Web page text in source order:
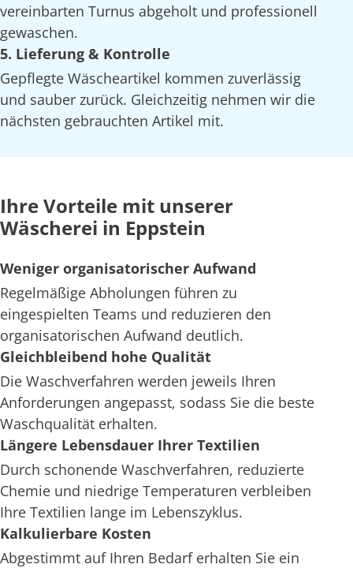
vereinbarten Turnus abgeholt und professionell
gewaschen.
5. Lieferung & Kontrolle
Gepflegte Wäscheartikel kommen zuverlässig
und sauber zurück. Gleichzeitig nehmen wir die
nächsten gebrauchten Artikel mit.
Ihre Vorteile mit unserer
Wäscherei in Eppstein
Weniger organisatorischer Aufwand
Regelmäßige Abholungen führen zu
eingespielten Teams und reduzieren den
organisatorischen Aufwand deutlich.
Gleichbleibend hohe Qualität
Die Waschverfahren werden jeweils Ihren
Anforderungen angepasst, sodass Sie die beste
Waschqualität erhalten.
Längere Lebensdauer Ihrer Textilien
Durch schonende Waschverfahren, reduzierte
Chemie und niedrige Temperaturen verbleiben
Ihre Textilien lange im Lebenszyklus.
Kalkulierbare Kosten
Abgestimmt auf Ihren Bedarf erhalten Sie ein